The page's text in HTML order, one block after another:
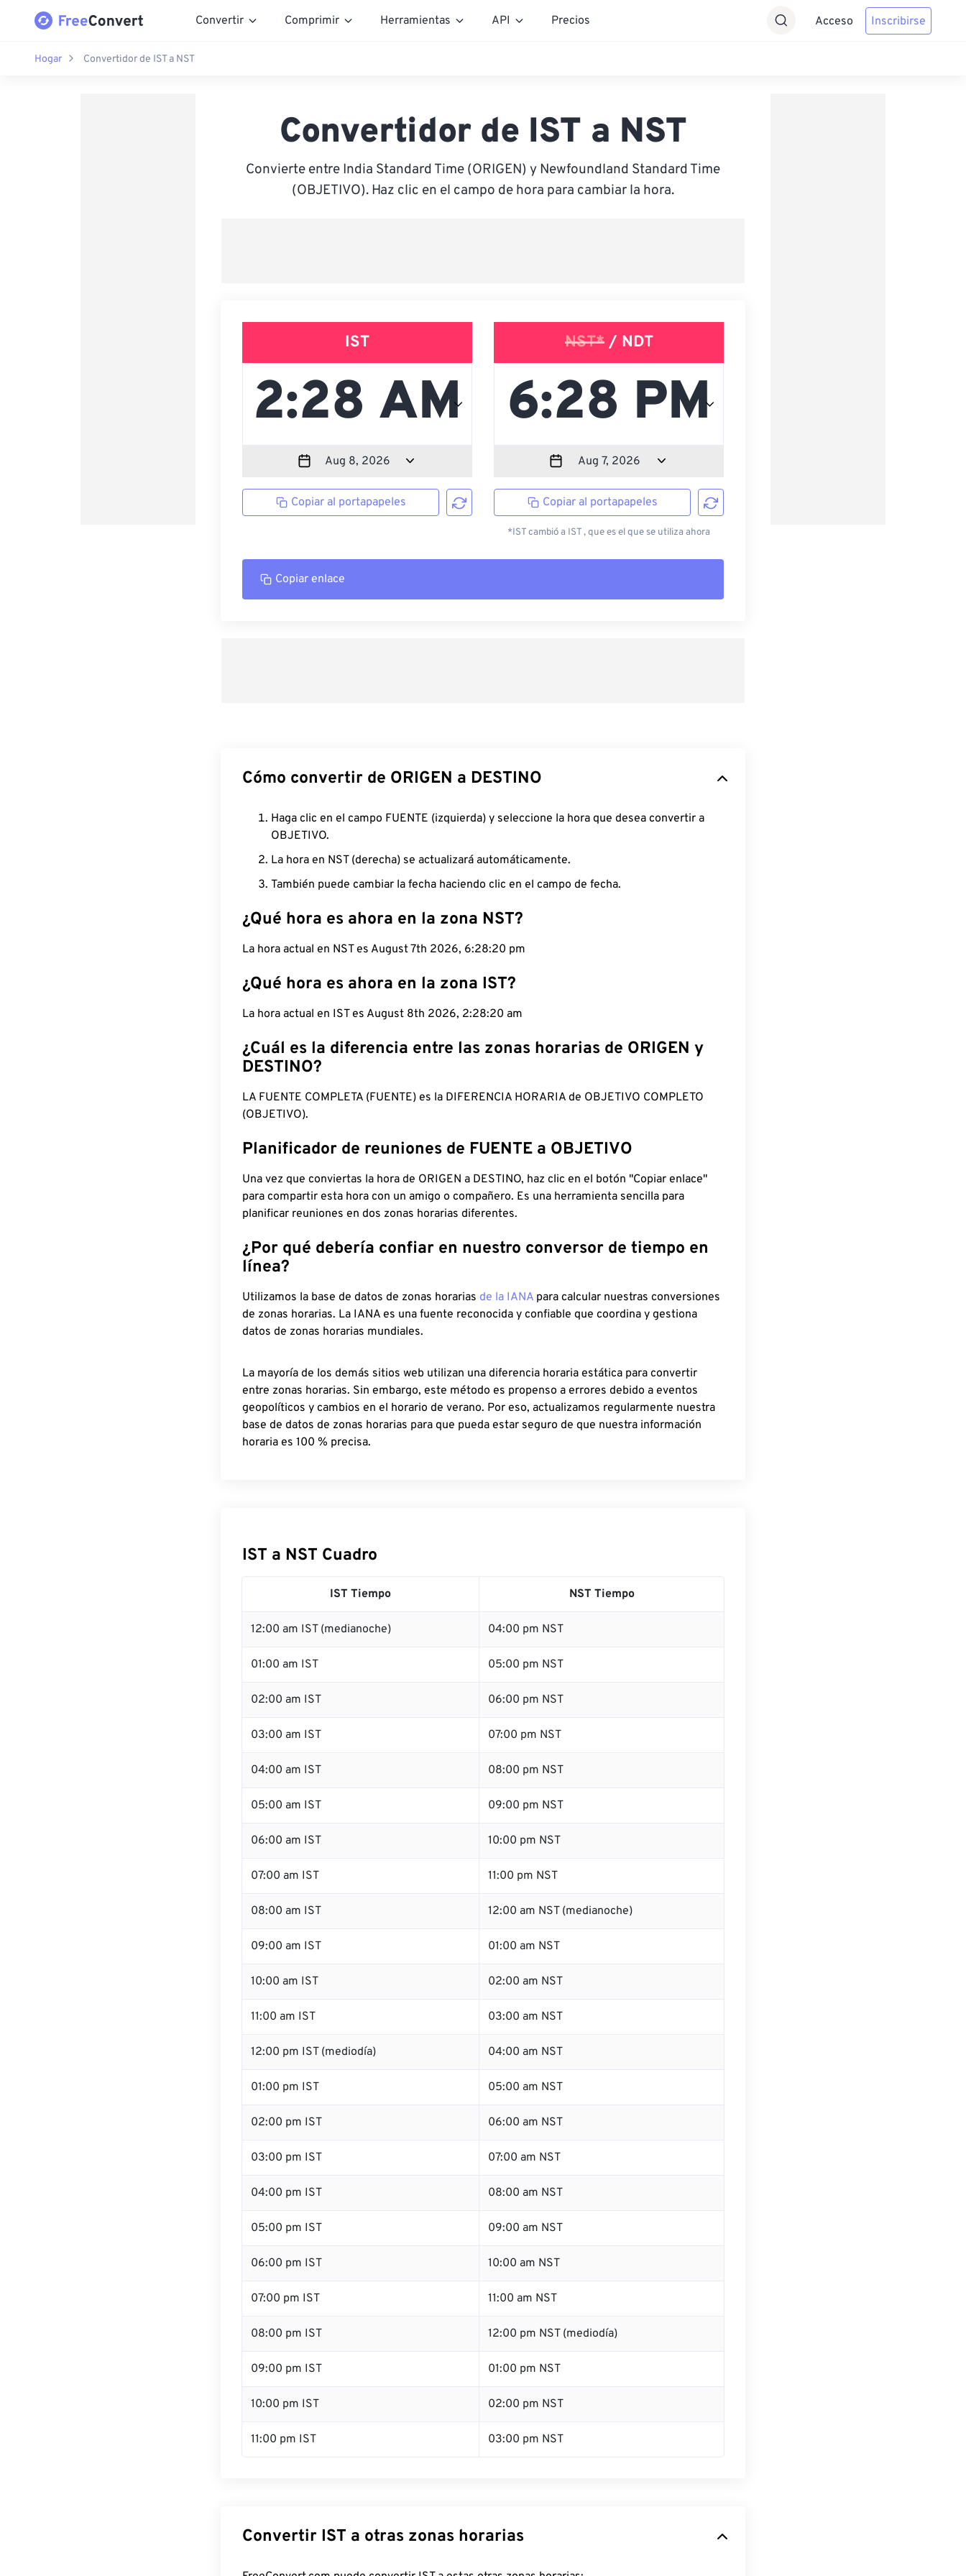
Convertir Comprimir Herramientas API Precios Acceso Inscribirse
Hogar Convertidor de IST a NST
Convertidor de IST a NST
Convierte entre India Standard Time (ORIGEN) y Newfoundland Standard Time
(OBJETIVO). Haz clic en el campo de hora para cambiar la hora.
IST
Copiar al portapapeles
NST*/ NDT
Copiar al portapapeles
*IST cambió a IST , que es el que se utiliza ahora
Copiar enlace
Cómo convertir de ORIGEN a DESTINO
Haga clic en el campo FUENTE (izquierda) y seleccione la hora que desea convertir a
OBJETIVO.
La hora en NST (derecha) se actualizará automáticamente.
También puede cambiar la fecha haciendo clic en el campo de fecha.
¿Qué hora es ahora en la zona NST?
La hora actual en NST es August 7th 2026, 6:28:21 pm
¿Qué hora es ahora en la zona IST?
La hora actual en IST es August 8th 2026, 2:28:21 am
¿Cuál es la diferencia entre las zonas horarias de ORIGEN y
DESTINO?
LA FUENTE COMPLETA (FUENTE) es la DIFERENCIA HORARIA de OBJETIVO COMPLETO
(OBJETIVO).
Planificador de reuniones de FUENTE a OBJETIVO
Una vez que conviertas la hora de ORIGEN a DESTINO, haz clic en el botón "Copiar enlace"
para compartir esta hora con un amigo o compañero. Es una herramienta sencilla para
planificar reuniones en dos zonas horarias diferentes.
¿Por qué debería confiar en nuestro conversor de tiempo en
línea?
Utilizamos la base de datos de zonas horarias de la IANA para calcular nuestras conversiones
de zonas horarias. La IANA es una fuente reconocida y confiable que coordina y gestiona
datos de zonas horarias mundiales.
La mayoría de los demás sitios web utilizan una diferencia horaria estática para convertir
entre zonas horarias. Sin embargo, este método es propenso a errores debido a eventos
geopolíticos y cambios en el horario de verano. Por eso, actualizamos regularmente nuestra
base de datos de zonas horarias para que pueda estar seguro de que nuestra información
horaria es 100 % precisa.
IST a NST Cuadro
IST Tiempo NST Tiempo
12:00 am IST (medianoche) 04:00 pm NST
01:00 am IST 05:00 pm NST
02:00 am IST 06:00 pm NST
03:00 am IST 07:00 pm NST
04:00 am IST 08:00 pm NST
05:00 am IST 09:00 pm NST
06:00 am IST 10:00 pm NST
07:00 am IST 11:00 pm NST
08:00 am IST 12:00 am NST (medianoche)
09:00 am IST 01:00 am NST
10:00 am IST 02:00 am NST
11:00 am IST 03:00 am NST
12:00 pm IST (mediodía) 04:00 am NST
01:00 pm IST 05:00 am NST
02:00 pm IST 06:00 am NST
03:00 pm IST 07:00 am NST
04:00 pm IST 08:00 am NST
05:00 pm IST 09:00 am NST
06:00 pm IST 10:00 am NST
07:00 pm IST 11:00 am NST
08:00 pm IST 12:00 pm NST (mediodía)
09:00 pm IST 01:00 pm NST
10:00 pm IST 02:00 pm NST
11:00 pm IST 03:00 pm NST
Convertir IST a otras zonas horarias